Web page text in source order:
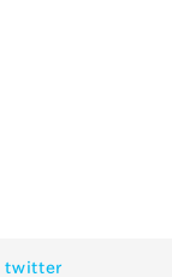
twitter